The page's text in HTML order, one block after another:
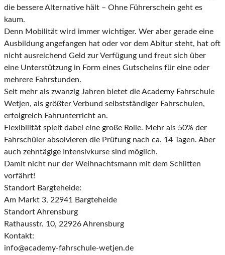
die bessere Alternative hält – Ohne Führerschein geht es
kaum.
Denn Mobilität wird immer wichtiger. Wer aber gerade eine
Ausbildung angefangen hat oder vor dem Abitur steht, hat oft
nicht ausreichend Geld zur Verfügung und freut sich über
eine Unterstützung in Form eines Gutscheins für eine oder
mehrere Fahrstunden.
Seit mehr als zwanzig Jahren bietet die Academy Fahrschule
Wetjen, als größter Verbund selbstständiger Fahrschulen,
erfolgreich Fahrunterricht an.
Flexibilität spielt dabei eine große Rolle. Mehr als 50% der
Fahrschüler absolvieren die Prüfung nach ca. 14 Tagen. Aber
auch zehntägige Intensivkurse sind möglich.
Damit nicht nur der Weihnachtsmann mit dem Schlitten
vorfährt!
Standort Bargteheide:
Am Markt 3, 22941 Bargteheide
Standort Ahrensburg
Rathausstr. 10, 22926 Ahrensburg
Kontakt:
info@academy-fahrschule-wetjen.de